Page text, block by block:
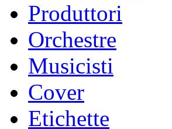
Produttori
Orchestre
Musicisti
Cover
Etichette